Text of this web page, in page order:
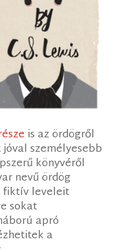
is az ördögről
személyesebb
könyvéről
nevű ördög
fiktív leveleit
sokat
apró
a